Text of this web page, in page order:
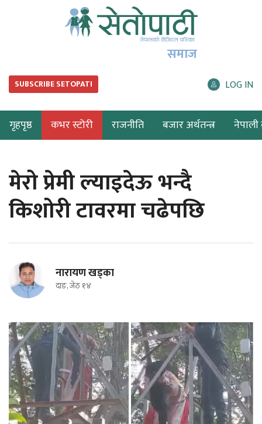
समाज
SUBSCRIBE SETOPATI LOG IN
गृहपृष्ठ कभर स्टोरी राजनीति बजार अर्थतन्त्र नेपाली
मेरो प्रेमी ल्याइदेऊ भन्दै
किशोरी टावरमा चढेपछि
नारायण खड्का
दाङ, जेठ १४